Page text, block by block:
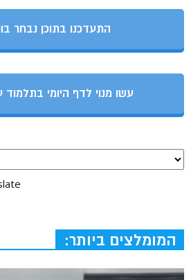
התעדכנו בתוכן נבחר
עשו מנוי לדף היומי
המומלצים ביותר: